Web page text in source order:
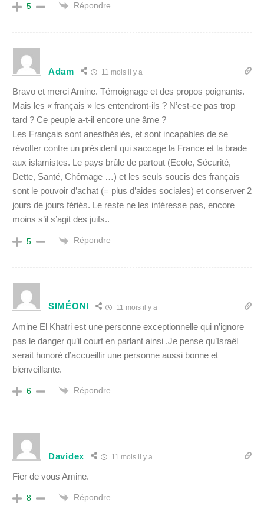
5 Répondre
Adam 11 mois il y a
Bravo et merci Amine. Témoignage et des propos poignants.
Mais les « français » les entendront-ils ? N’est-ce pas trop
tard ? Ce peuple a-t-il encore une âme ?
Les Français sont anesthésiés, et sont incapables de se
révolter contre un président qui saccage la France et la brade
aux islamistes. Le pays brûle de partout (Ecole, Sécurité,
Dette, Santé, Chômage …) et les seuls soucis des français
sont le pouvoir d’achat (= plus d’aides sociales) et conserver 2
jours de jours fériés. Le reste ne les intéresse pas, encore
moins s’il s’agit des juifs..
5 Répondre
SIMÉONI 11 mois il y a
Amine El Khatri est une personne exceptionnelle qui n’ignore
pas le danger qu’il court en parlant ainsi .Je pense qu’Israël
serait honoré d’accueillir une personne aussi bonne et
bienveillante.
6 Répondre
Davidex 11 mois il y a
Fier de vous Amine.
8 Répondre